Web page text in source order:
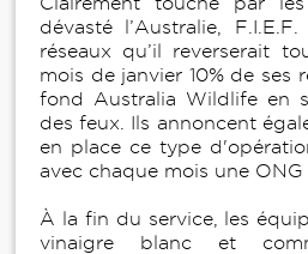
dévasté l’Australie,
réseaux qu’il reverserait
mois de janvier 10% de ses
fond Australia Wildlife en
des feux. Ils annoncent
en place ce type
avec chaque mois une ONG
À la fin du service, les
vinaigre blanc et